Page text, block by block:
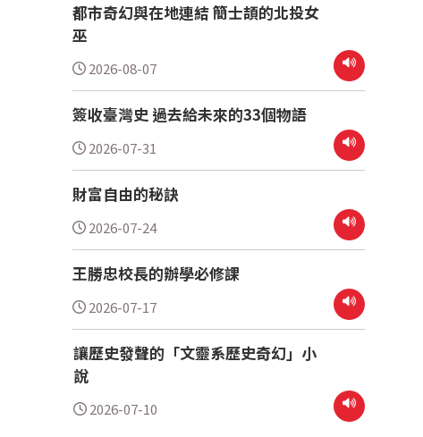
都市奇幻與在地連結 簡士頡的北投女
巫
2026-08-07
簽收臺灣史 過去給未來的33個物語
2026-07-31
財富自由的秘訣
2026-07-24
王勝忠校長的辦學必修課
2026-07-17
讓歷史發聲的「文靈系歷史奇幻」小
說
2026-07-10